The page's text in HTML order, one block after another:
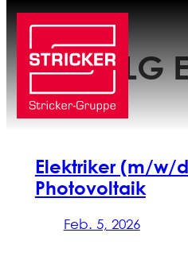
Zum
Inhalt
springen
Ort:DLG
Elektriker (m/w/
Photovoltaik
Feb. 5, 2026